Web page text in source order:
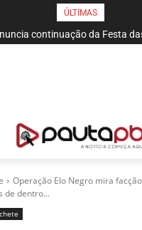
ÚLTIMAS
continuação da Festa
Solon de Lucena até
Operação Elo Negro mira
de dentro...